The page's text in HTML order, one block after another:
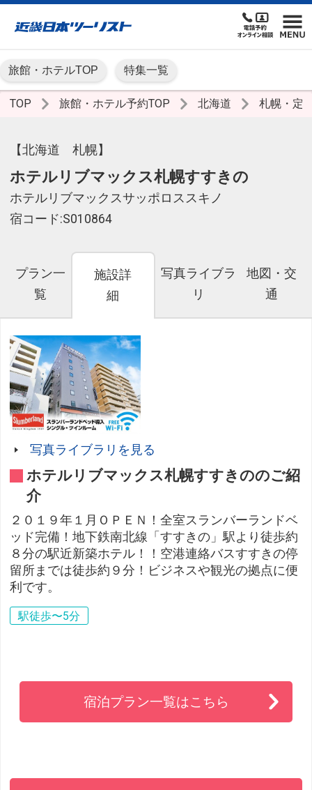
旅館・ホテルTOP 特集一覧
TOP 旅館・ホテル予約TOP 北海道 札幌・定
【北海道 札幌】
ホテルリブマックス札幌すすきの
ホテルリブマックスサッポロススキノ
宿コード:S010864
プラン一
覧
施設詳
細
写真ライブラ
リ
地図・交
通
写真ライブラリを見る
ホテルリブマックス札幌すすきののご紹
介
２０１９年１月ＯＰＥＮ！全室スランバーランドベ
ッド完備！地下鉄南北線「すすきの」駅より徒歩約
８分の駅近新築ホテル！！空港連絡バスすすきの停
留所までは徒歩約９分！ビジネスや観光の拠点に便
利です。
駅徒歩〜5分
宿泊プラン一覧はこちら